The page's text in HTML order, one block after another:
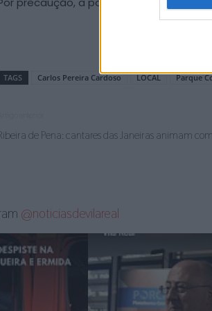
TAGS Carlos Pereira Cardoso LOCAL Parque
de Pena: cantares das Janeiras animam
@noticiasdevilareal